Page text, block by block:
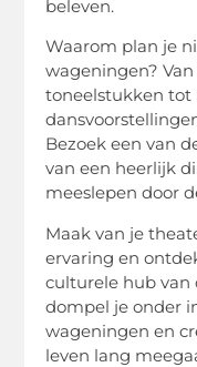
beleven.
Waarom plan je
wageningen?
toneelstukken tot
Bezoek een van
van een heerlijk
meeslepen door
Maak van je
ervaring en
culturele hub van
dompel je onder
wageningen en
leven lang